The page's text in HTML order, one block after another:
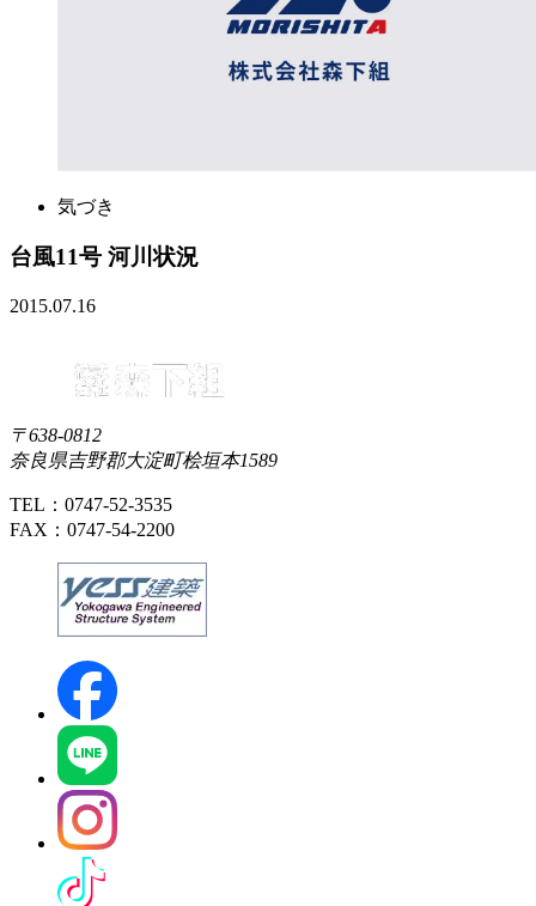
気づき
台風11号 河川状況
2015.07.16
〒638-0812
奈良県吉野郡大淀町桧垣本1589
TEL：0747-52-3535
FAX：0747-54-2200